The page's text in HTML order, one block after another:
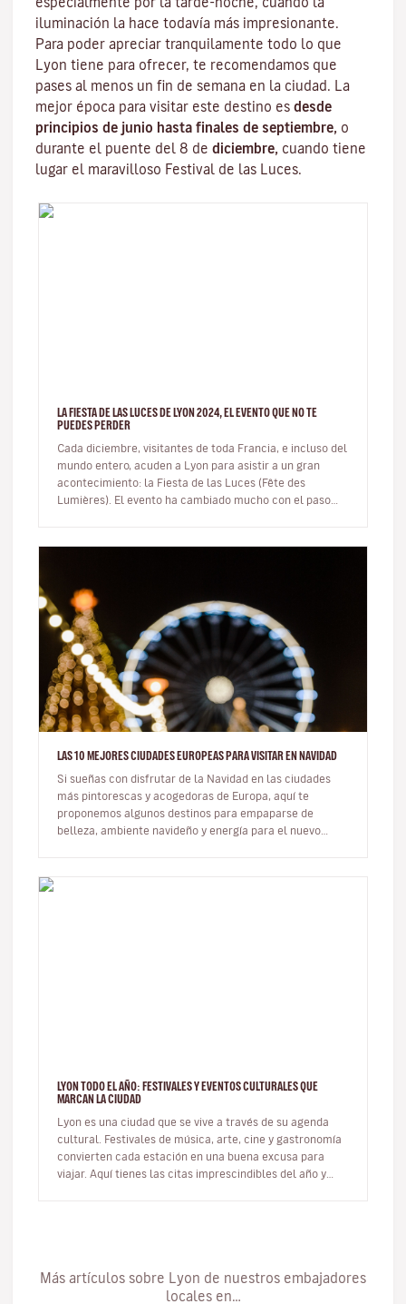
iluminación la hace todavía más impresionante.
Para poder apreciar tranquilamente todo lo que
Lyon tiene para ofrecer, te recomendamos que
pases al menos un fin de semana en la ciudad. La
mejor época para visitar este destino es desde
principios de junio hasta finales de septiembre, o
durante el puente del 8 de diciembre, cuando tiene
lugar el maravilloso Festival de las Luces.
LA FIESTA DE LAS LUCES DE LYON 2024, EL EVENTO QUE NO TE
PUEDES PERDER
Cada diciembre, visitantes de toda Francia, e incluso del
mundo entero, acuden a Lyon para asistir a un gran
acontecimiento: la Fiesta de las Luces (Fête des
Lumières). El evento ha cambiado mucho con el paso
LAS 10 MEJORES CIUDADES EUROPEAS PARA VISITAR EN NAVIDAD
Si sueñas con disfrutar de la Navidad en las ciudades
más pintorescas y acogedoras de Europa, aquí te
proponemos algunos destinos para empaparse de
belleza, ambiente navideño y energía para el nuevo
LYON TODO EL AÑO: FESTIVALES Y EVENTOS CULTURALES QUE
MARCAN LA CIUDAD
Lyon es una ciudad que se vive a través de su agenda
cultural. Festivales de música, arte, cine y gastronomía
convierten cada estación en una buena excusa para
viajar. Aquí tienes las citas imprescindibles del año y
Más artículos sobre Lyon de nuestros embajadores
locales en…